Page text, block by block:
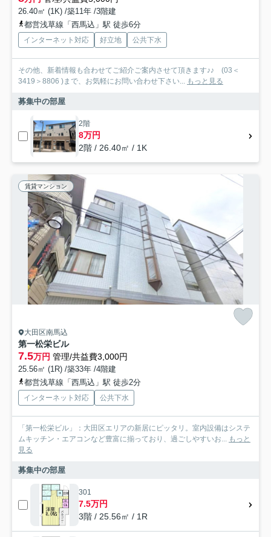
26.40㎡ (1K) /築11年 /3階建
都営浅草線「西馬込」駅 徒歩6分
インターネット対応 好立地 公共下水
その他、新着情報も合わせてご紹介ご案内させて頂きます♪♪ (03＜
3419＞8806 )まで、お気軽にお問い合わせ下さい... もっと見る
募集中の部屋
2階
8万円
2階 / 26.40㎡ / 1K
賃貸マンション
大田区南馬込
第一松栄ビル
7.5万円 管理/共益費3,000円
25.56㎡ (1R) /築33年 /4階建
都営浅草線「西馬込」駅 徒歩2分
インターネット対応 公共下水
「第一松栄ビル」：大田区エリアの新居にピッタリ。室内設備はシステ
ムキッチン・エアコンなど豊富に揃っており、過ごしやすいお... もっと
見る
募集中の部屋
301
7.5万円
3階 / 25.56㎡ / 1R